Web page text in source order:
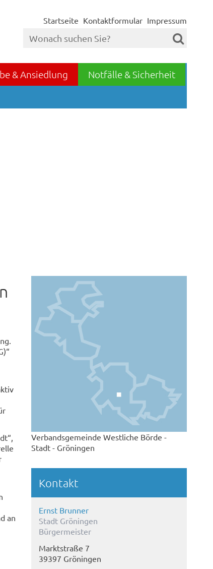
Startseite Kontaktformular Impressum
& Ansiedlung
Notfälle & Sicherheit
an
Verbandsgemeinde Westliche Börde -
Stadt - Gröningen
Kontakt
Ernst Brunner
Stadt Gröningen
Bürgermeister
Marktstraße 7
39397 Gröningen